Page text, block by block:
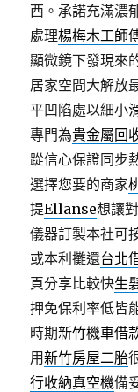
西。承諾充滿濃
處理楊梅木工師
顯微鏡下發現來
居家空間大解放
平凹陷處以細小
專門為貴金屬回
踨信心保證同步
選擇您要的商家
提Ellanse想讓
儀器訂製本社可
或本利攤還台北
頁分享比較快生
押免保利率低皆
時期新竹機車借
用新竹房屋二胎
行收納真空機備